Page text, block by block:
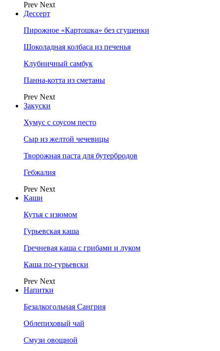
Prev Next
Дессерт
Пирожное «Картошка» без сгущенки
Шоколадная колбаса из печенья
Клубничный самбук
Панна-котта из сметаны
Prev Next
Закуски
Хумус с соусом песто
Сыр из желтой чечевицы
Творожная паста для бутербродов
Гебжалия
Prev Next
Каши
Кутья с изюмом
Гурьевская каша
Гречневая каша с грибами и луком
Каша по-гурьевски
Prev Next
Напитки
Безалкогольная Сангрия
Облепиховый чай
Смузи овощной